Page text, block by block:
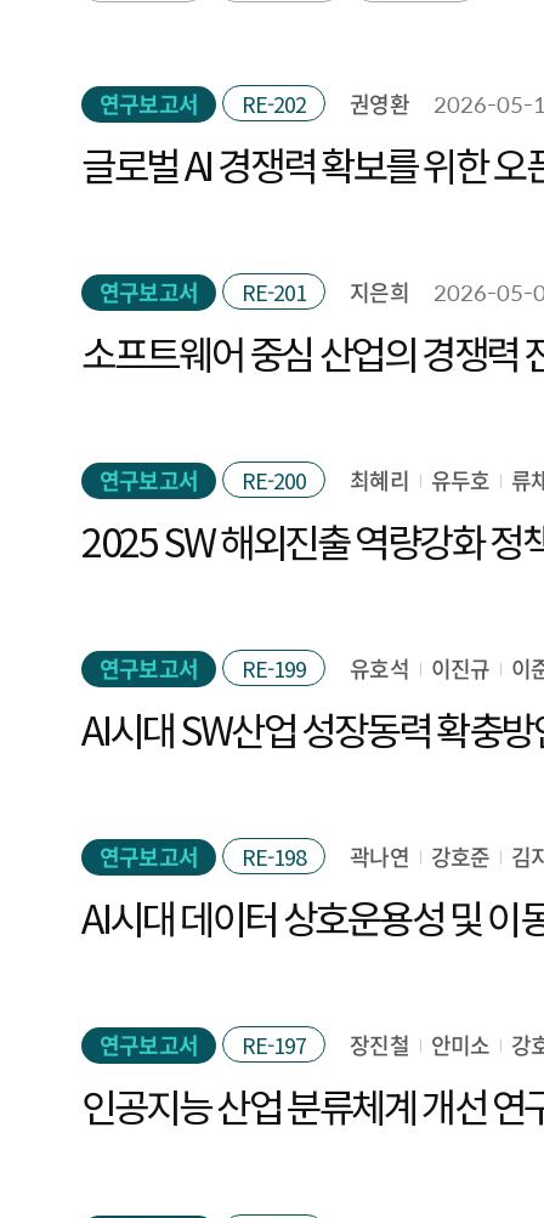
연구보고서 RE-202 권영환 2026-05-
글로
연구보고서 RE-201 지은희 2026-05-
소프트웨어 중심 산업의 경쟁력
연구보고서 RE-200 최혜리 유두호 류
연구보고서 RE-199 유호석 이진규 이
AI시대 SW산업 성장동력 확충
연구보고서 RE-198 곽나연 강호준 김
연구보고서 RE-197 장진철 안미소 강
인공지능 산업 분류체계 개선 연